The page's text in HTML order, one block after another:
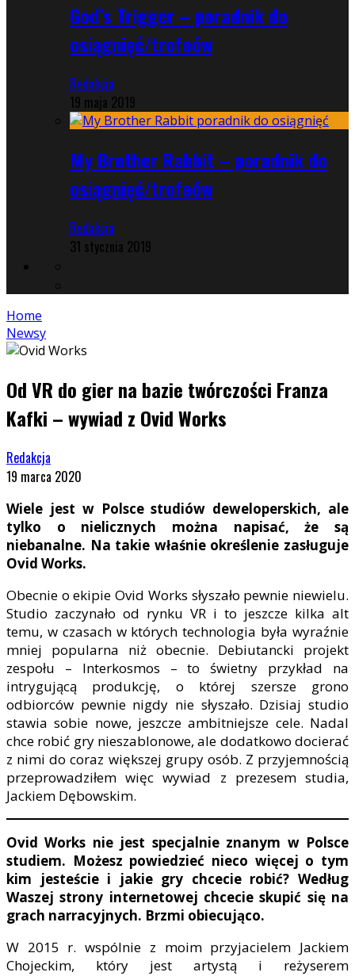
God’s Trigger – poradnik do
osiągnięć/trofeów
Redakcja
19 maja 2019
My Brother Rabbit – poradnik do
osiągnięć/trofeów
Redakcja
31 stycznia 2019
Home
Newsy
Od VR do gier na bazie twórczości Franza
Kafki – wywiad z Ovid Works
Redakcja
19 marca 2020
Wiele jest w Polsce studiów deweloperskich, ale
tylko o nielicznych można napisać, że są
niebanalne. Na takie właśnie określenie zasługuje
Ovid Works.
Obecnie o ekipie Ovid Works słyszało pewnie niewielu.
Studio zaczynało od rynku VR i to jeszcze kilka alt
temu, w czasach w których technologia była wyraźnie
mniej popularna niż obecnie. Debiutancki projekt
zespołu – Interkosmos – to świetny przykład na
intrygującą produkcję, o której szersze grono
odbiorców pewnie nigdy nie słyszało. Dzisiaj studio
stawia sobie nowe, jeszcze ambitniejsze cele. Nadal
chce robić gry nieszablonowe, ale dodatkowo docierać
z nimi do coraz większej grupy osób. Z przyjemnością
przeprowadziłem więc wywiad z prezesem studia,
Jackiem Dębowskim.
Ovid Works nie jest specjalnie znanym w Polsce
studiem. Możesz powiedzieć nieco więcej o tym
kim jesteście i jakie gry chcecie robić? Według
Waszej strony internetowej chcecie skupić się na
grach narracyjnych. Brzmi obiecująco.
W 2015 r. wspólnie z moim przyjacielem Jackiem
Chojeckim, który jest artystą i reżyserem